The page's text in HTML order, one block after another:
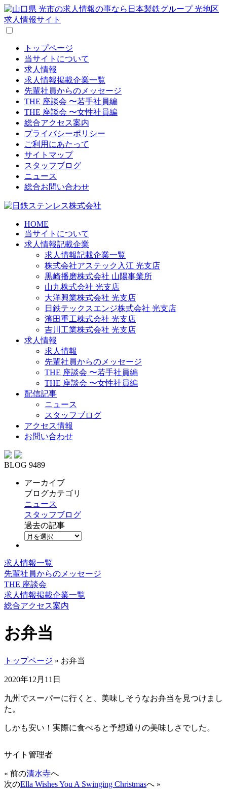
トップページ
当サイトについて
求人情報
求人情報掲載企業一覧
先輩社員からのメッセージ
THE 座談会 〜若手社員編
THE 座談会 〜女性社員編
総合アクセス案内
プライバシーポリシー
ご利用にあたって
サイトマップ
スタッフブログ
ニュース
総合お問い合わせ
HOME
当サイトについて
求人情報記載企業
求人情報記載企業一覧
株式会社アステック入江 光支店
黒崎播磨株式会社 山陽事業所
山九株式会社 光支店
大洋興業株式会社 光支店
日鉄テックスエンジ株式会社 光支店
濱田重工株式会社 光支店
吉川工業株式会社 光支店
求人情報
求人情報
先輩社員からのメッセージ
THE 座談会 〜若手社員編
THE 座談会 〜女性社員編
配信記事
ニュース
スタッフブログ
アクセス情報
お問い合わせ
BLOG 9489
アーカイブ
ブログカテゴリ
ニュース
スタッフブログ
過去の記事
求人情報一覧
先輩社員からのメッセージ
THE 座談会
求人情報掲載企業一覧
総合アクセス案内
お弁当
トップページ » お弁当
2020年12月11日
九州でスーパーに行くと、美味しそうなお弁当を見つけまし
た。
しかも安い！実際に食べると予想通りの美味しさでした。
サイト管理者
« 前の清水寺へ
次のElla Wishes You A Swinging Christmasへ »